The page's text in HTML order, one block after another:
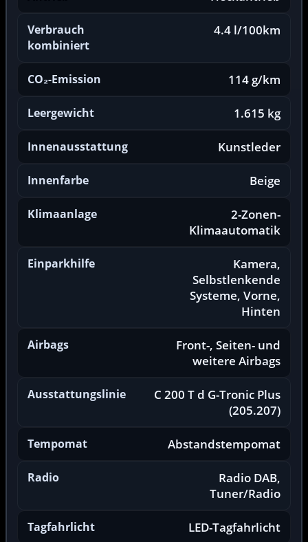
Verbrauch
kombiniert
4.4 l/100km
CO₂-Emission 114 g/km
Leergewicht 1.615 kg
Innenausstattung Kunstleder
Innenfarbe Beige
Klimaanlage
2-Zonen-
Klimaautomatik
Einparkhilfe
Kamera,
Selbstlenkende
Systeme, Vorne,
Hinten
Airbags
Front-, Seiten- und
weitere Airbags
Ausstattungslinie
C 200 T d G-Tronic Plus
(205.207)
Tempomat Abstandstempomat
Radio
Radio DAB,
Tuner/Radio
Tagfahrlicht LED-Tagfahrlicht